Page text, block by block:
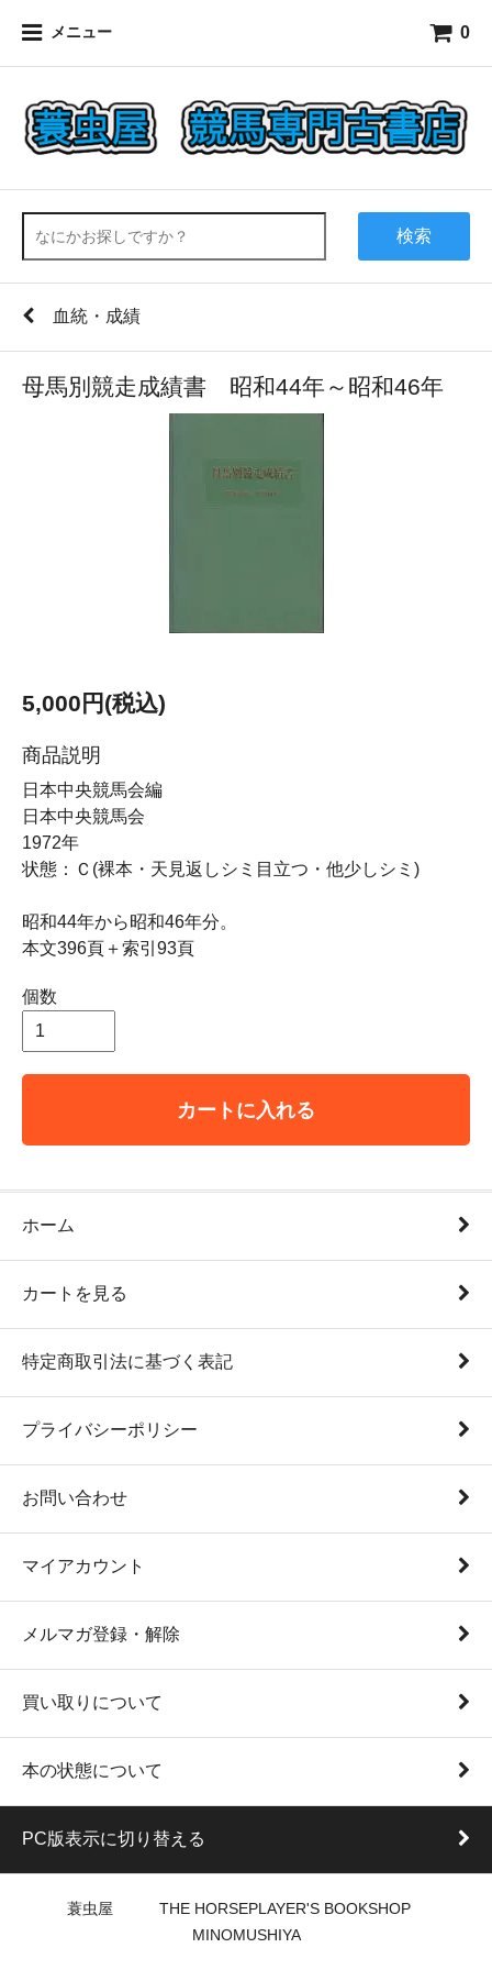
メニュー 0
検索
血統・成績
母馬別競走成績書 昭和44年～昭和46年
5,000円(税込)
商品説明
日本中央競馬会編
日本中央競馬会
1972年
状態：Ｃ(裸本・天見返しシミ目立つ・他少しシミ)
昭和44年から昭和46年分。
本文396頁＋索引93頁
個数
カートに入れる
ホーム
カートを見る
特定商取引法に基づく表記
プライバシーポリシー
お問い合わせ
マイアカウント
メルマガ登録・解除
買い取りについて
本の状態について
PC版表示に切り替える
蓑虫屋 THE HORSEPLAYER'S BOOKSHOP
MINOMUSHIYA